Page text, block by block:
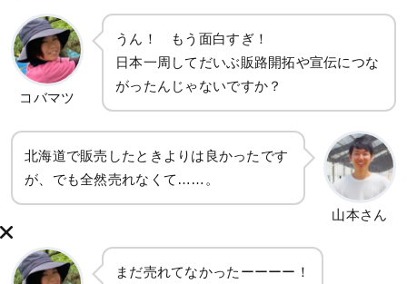
コバマツ
うん！ もう面白すぎ！
日本一周してだいぶ販路開拓や宣伝につな
がったんじゃないですか？
北海道で販売したときよりは良かったです
が、でも全然売れなくて……。
山本さん
まだ売れてなかったーーーー！